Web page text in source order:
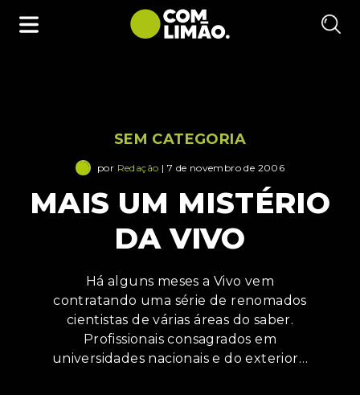
SEM CATEGORIA
por Redação | 7 de novembro de 2006
MAIS UM MISTÉRIO
DA VIVO
Há alguns meses a Vivo vem
contratando uma série de renomados
cientistas de várias áreas do saber.
Profissionais consagrados em
universidades nacionais e do exterior…